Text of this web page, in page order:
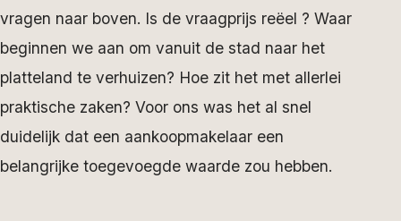
vragen naar boven. Is de vraagprijs reëel ? Waar
beginnen we aan om vanuit de stad naar het
platteland te verhuizen? Hoe zit het met allerlei
praktische zaken? Voor ons was het al snel
duidelijk dat een aankoopmakelaar een
belangrijke toegevoegde waarde zou hebben.